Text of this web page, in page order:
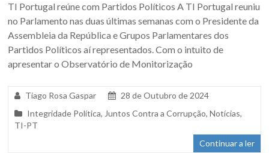
TI Portugal reúne com Partidos Políticos A TI Portugal reuniu
no Parlamento nas duas últimas semanas com o Presidente da
Assembleia da República e Grupos Parlamentares dos
Partidos Políticos aí representados. Com o intuito de
apresentar o Observatório de Monitorização
Tiago Rosa Gaspar
28 de Outubro de 2024
Integridade Política, Juntos Contra a Corrupção,Notícias,
TI-PT
Continuar a ler